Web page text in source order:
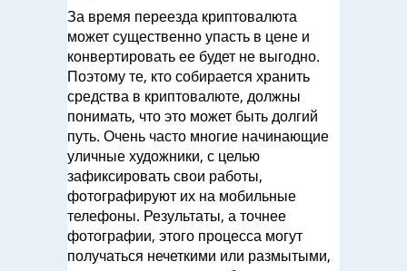
За время переезда криптовалюта
может существенно упасть в цене и
конвертировать ее будет не выгодно.
Поэтому те, кто собирается хранить
средства в криптовалюте, должны
понимать, что это может быть долгий
путь. Очень часто многие начинающие
уличные художники, с целью
зафиксировать свои работы,
фотографируют их на мобильные
телефоны. Результаты, а точнее
фотографии, этого процесса могут
получаться нечеткими или размытыми,